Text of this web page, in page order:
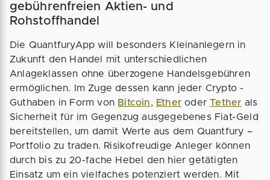
gebührenfreien Aktien- und
Rohstoffhandel
Die QuantfuryApp will besonders Kleinanlegern in
Zukunft den Handel mit unterschiedlichen
Anlageklassen ohne überzogene Handelsgebühren
ermöglichen. Im Zuge dessen kann jeder Crypto -
Guthaben in Form von Bitcoin, Ether oderTether als
Sicherheit für im Gegenzug ausgegebenes Fiat-Geld
bereitstellen, um damit Werte aus dem Quantfury –
Portfolio zu traden. Risikofreudige Anleger können
durch bis zu 20-fache Hebel den hier getätigten
Einsatz um ein vielfaches potenziert werden. Mit